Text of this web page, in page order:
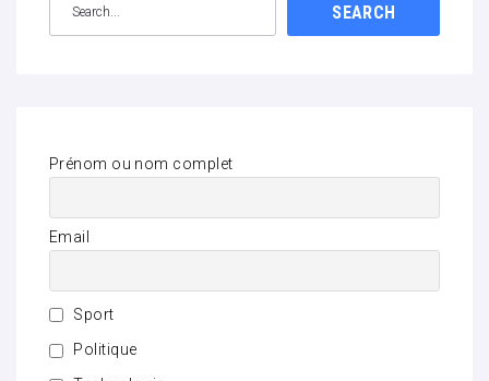
SEARCH
Prénom ou nom complet
Email
Sport
Politique